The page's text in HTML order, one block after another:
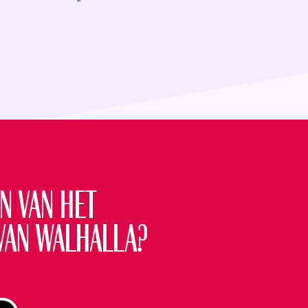
00 KOOP KAARTEN
van het
Walhalla?